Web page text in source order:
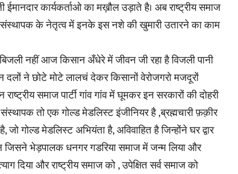
Hindi,
Hindi
कार्यकर्ताओ का मख़ौल उड़ाते है। अब राष्ट्रीय समाज
संस्थापक के नेतृत्व में इनके इस नशे की खुमारी उतारने का काम
नहीं आज किसान अँधेरे में जीवन जी रहा है विजली पानी
ने छोटे मोटे लालचं देकर किसानों वेरोजगरो मजदूरों
समाज पार्टी गांव गांव में घूमकर इन सरकारों की दोहरी
तो एक गोल्ड मेडलिस्ट इंजीनियर है ,ब्रह्मचारी फ़क़ीर
गोल्ड मेडलिस्ट अभियंता है, अविवाहित है जिन्होंने घर द्वार
जिसने भेड़पालक धनगर गडरिया समाज में जन्म लिया और
दिया और राष्ट्रीय समाज को , उपेक्षित सर्व समाज को